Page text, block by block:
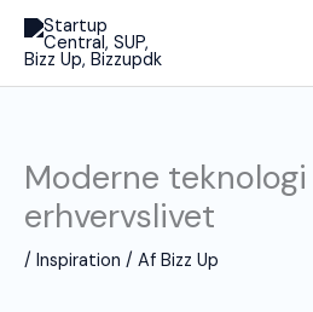
indholdet
Moderne
erhvervslivet
/ Inspiration / Af Bizz Up